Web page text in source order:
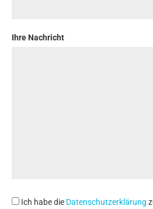
Ihre Nachricht
Ich habe die Datenschutzerklärung